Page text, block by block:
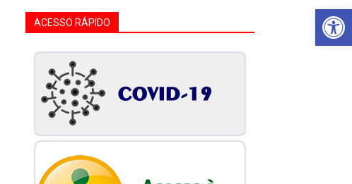
Abrir
ACESSO RÁPIDO